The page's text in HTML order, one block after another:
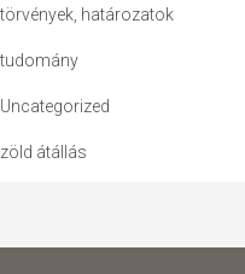
törvények, határozatok
tudomány
Uncategorized
zöld átállás